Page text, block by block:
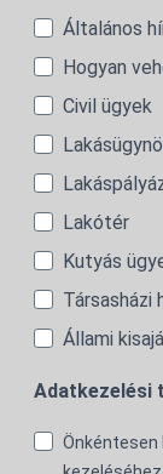
Általános
Hogyan
Civil ügyek
Lakótér
Kutyás
Társasházi
Állami
Adatkezelési
Önkéntesen